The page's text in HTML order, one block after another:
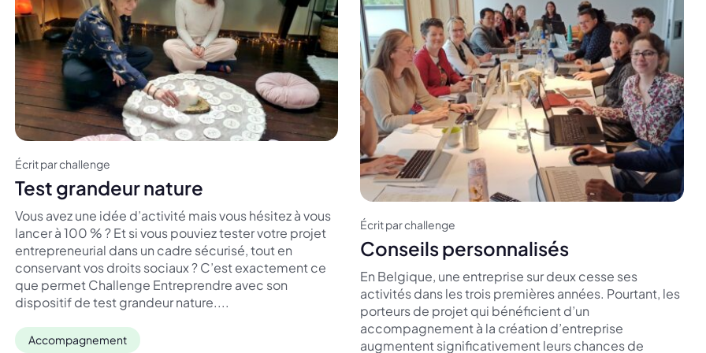
Écrit par challenge
Test grandeur nature
Vous avez une idée d’activité mais vous hésitez à vous
lancer à 100 % ? Et si vous pouviez tester votre projet
entrepreneurial dans un cadre sécurisé, tout en
conservant vos droits sociaux ? C’est exactement ce
que permet Challenge Entreprendre avec son
dispositif de test grandeur nature....
Accompagnement
Écrit par challenge
Conseils personnalisés
En Belgique, une entreprise sur deux cesse ses
activités dans les trois premières années. Pourtant, les
porteurs de projet qui bénéficient d’un
accompagnement à la création d’entreprise
augmentent significativement leurs chances de